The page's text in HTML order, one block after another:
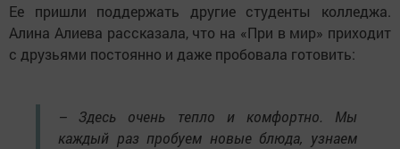
Ее пришли поддержать другие студенты колледжа.
Алина Алиева рассказала, что на «При в мир» приходит
с друзьями постоянно и даже пробовала готовить:
– Здесь очень тепло и комфортно. Мы
каждый раз пробуем новые блюда, узнаем